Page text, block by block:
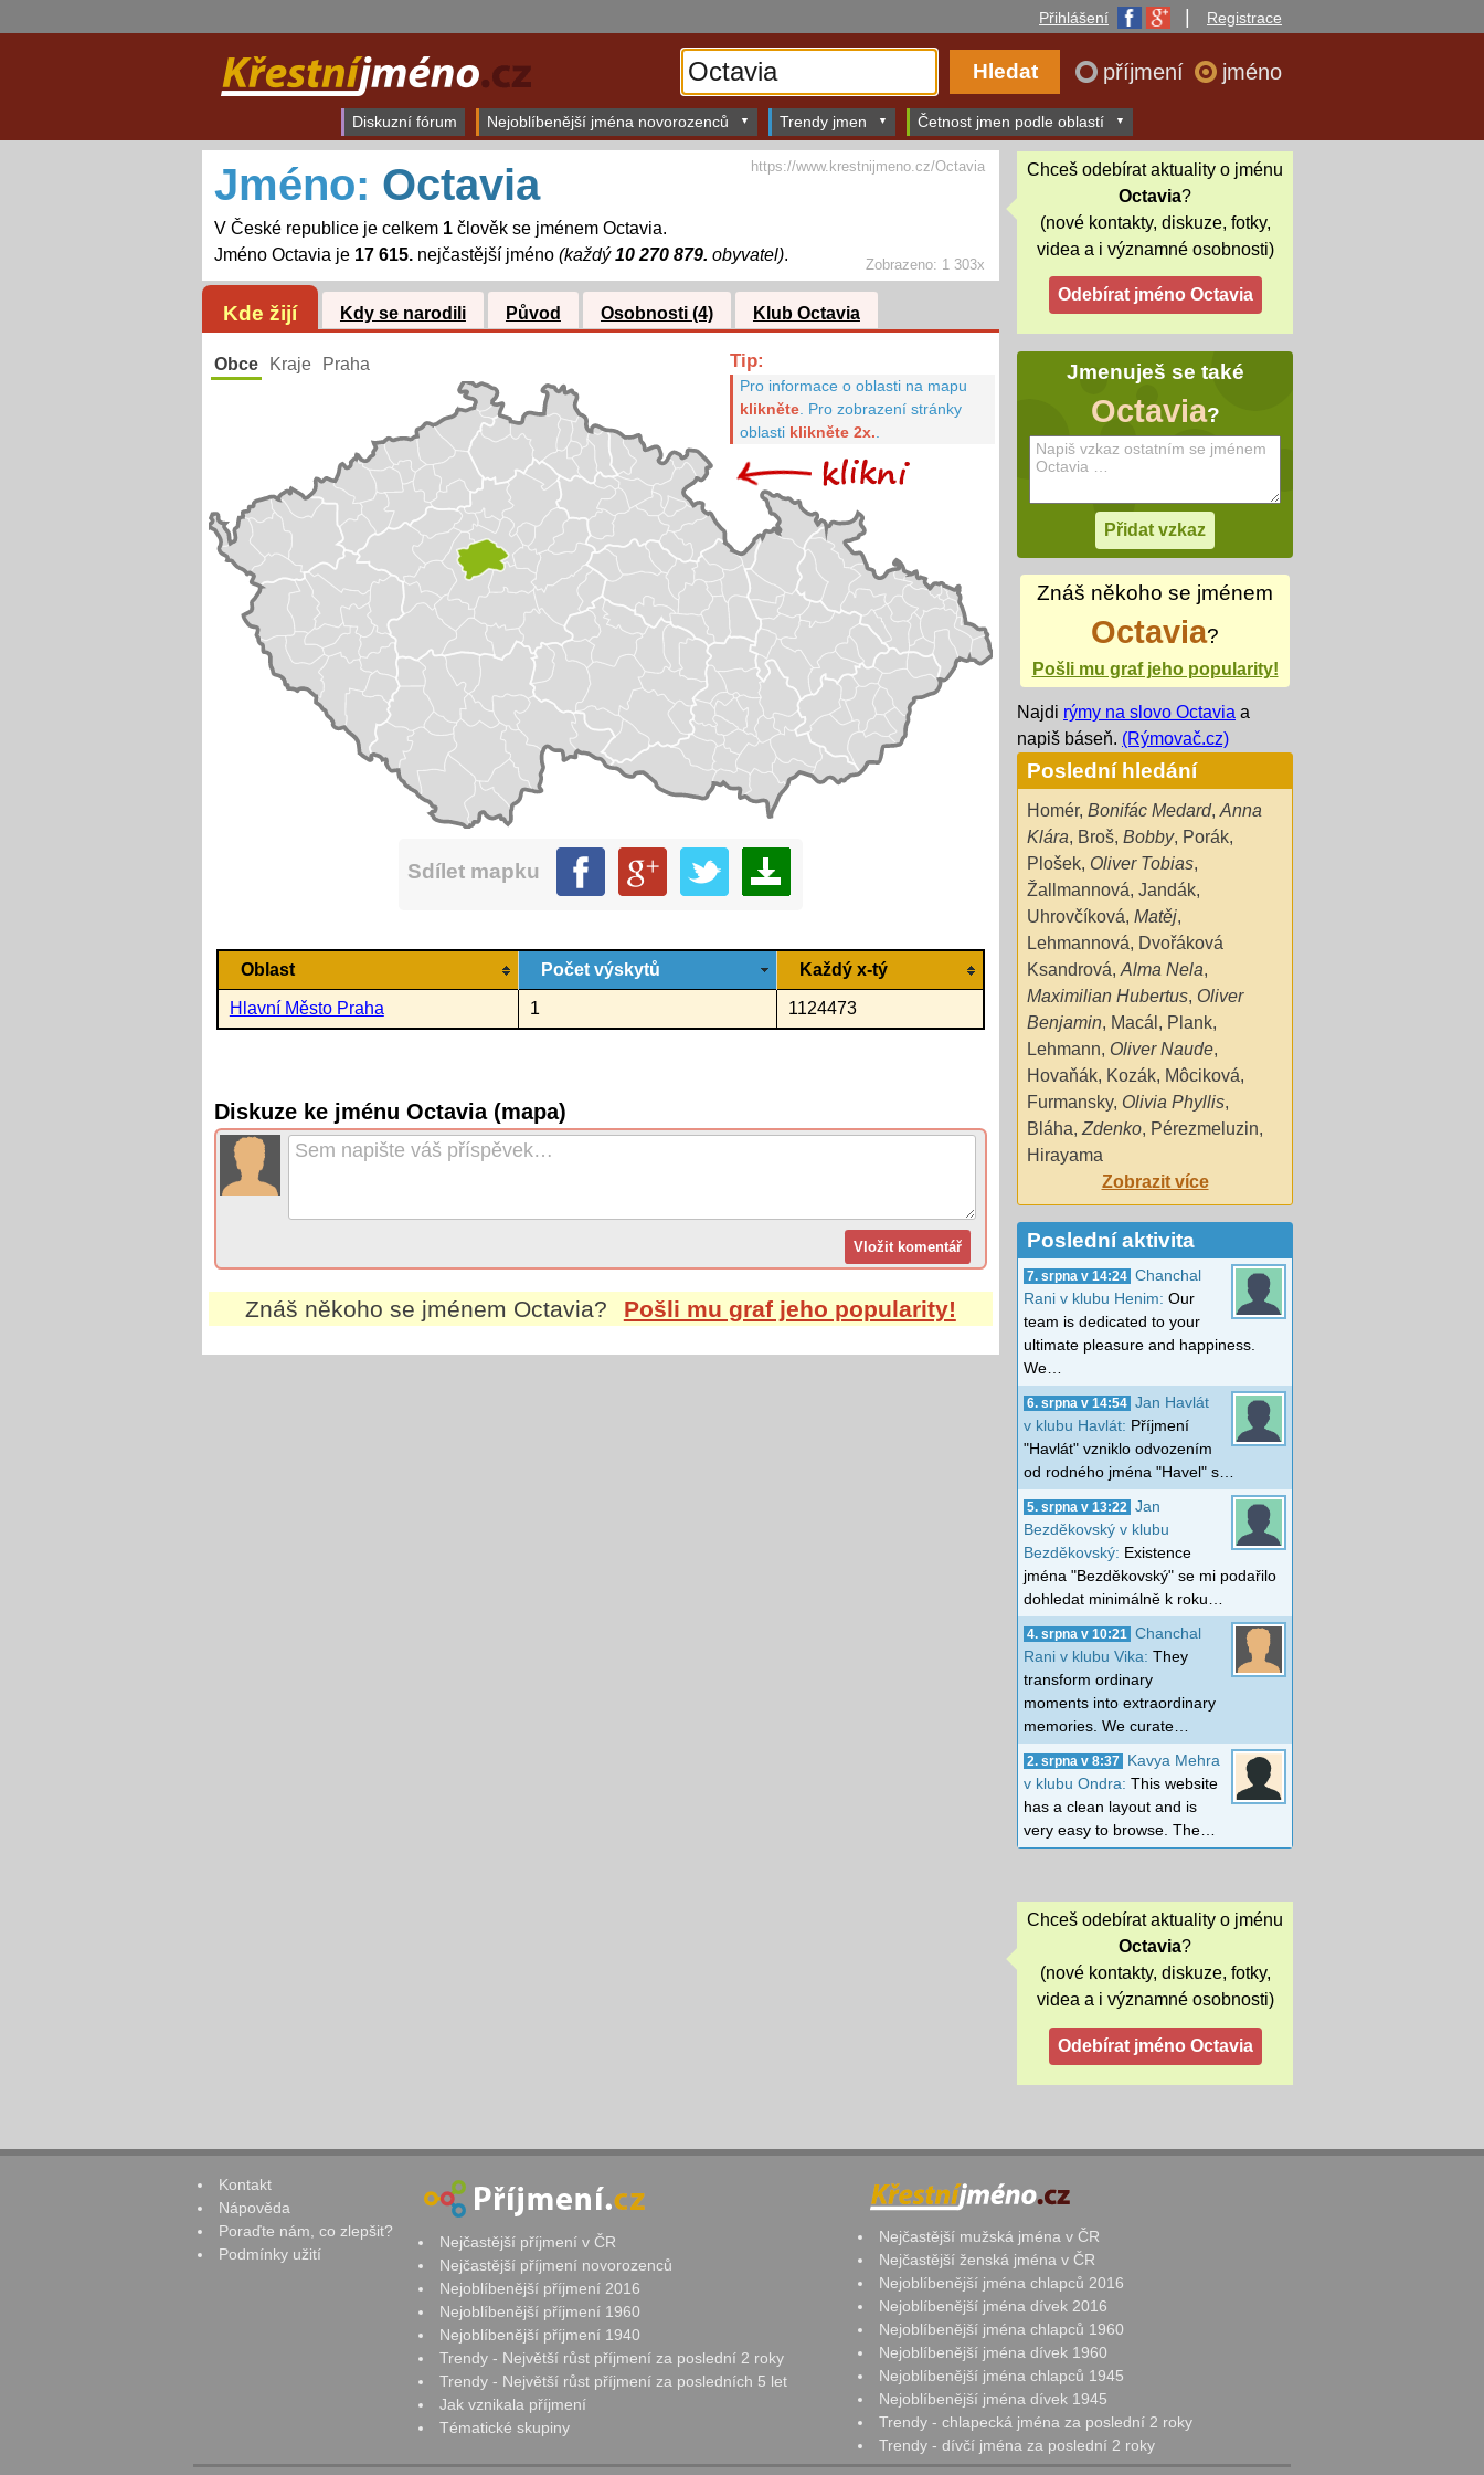
Přihlášení Registrace
příjmení jméno
Diskuzní fórum Nejoblíbenější jména novorozenců Trendy jmen Četnost jmen podle oblastí
Zobrazeno: 1 303x
Jméno: Octavia
V České republice je celkem 1člověk se jménem Octavia.
Jméno Octavia je 17 615.nejčastější jméno (každý10 270 879. obyvatel).
https://www.krestnijmeno.cz/Octavia
Kde žijí Kdy se narodili Původ Osobnosti (4) Klub Octavia
Obce Kraje Praha Tip:
Pro informace o oblasti na mapu
klikněte. Pro zobrazení stránky
oblasti klikněte 2x.
Sdílet mapku
Oblast Počet výskytů Každý x-tý
Hlavní Město Praha 1 1124473
Diskuze ke jménu Octavia (mapa)
Znáš někoho se jménem Octavia? Pošli mu graf jeho popularity!
Chceš odebírat aktuality o jménu
Octavia?
(nové kontakty, diskuze, fotky,
videa a i významné osobnosti)
Jmenuješ se také
Octavia?
Znáš někoho se jménem
Octavia?
Pošli mu graf jeho popularity!
Najdi rýmy na slovo Octavia a
napiš báseň. (Rýmovač.cz)
Poslední hledání
Homér, Bonifác Medard, Anna
Klára, Broš, Bobby, Porák,
Plošek, Oliver Tobias,
Žallmannová, Jandák,
Uhrovčíková, Matěj,
Lehmannová, Dvořáková
Ksandrová, Alma Nela,
Maximilian Hubertus, Oliver
Benjamin, Macál , Plank,
Lehmann, Oliver Naude,
Hovaňák, Kozák, Môciková,
Furmansky, Olivia Phyllis,
Bláha, Zdenko, Pérezmeluzin,
Hirayama
Zobrazit více
Poslední aktivita
7. srpna v 14:24 Chanchal
Rani v klubu Henim: Our
team is dedicated to your
ultimate pleasure and happiness.
We…
6. srpna v 14:54 Jan Havlát
v klubu Havlát: Příjmení
"Havlát" vzniklo odvozením
od rodného jména "Havel" s…
5. srpna v 13:22
Jan
Bezděkovský v klubu
Bezděkovský: Existence
jména "Bezděkovský" se mi podařilo
dohledat minimálně k roku…
4. srpna v 10:21
Chanchal
Rani v klubu Vika: They
transform ordinary
moments into extraordinary
memories. We curate…
2. srpna v 8:37
Kavya Mehra
v klubu Ondra: This website
has a clean layout and is
very easy to browse. The…
Chceš odebírat aktuality o jménu
Octavia?
(nové kontakty, diskuze, fotky,
videa a i významné osobnosti)
Kontakt
Nápověda
Poraďte nám, co zlepšit?
Podmínky užití
Nejčastější příjmení v ČR
Nejčastější příjmení novorozenců
Nejoblíbenější příjmení 2016
Nejoblíbenější příjmení 1960
Nejoblíbenější příjmení 1940
Trendy - Největší růst příjmení za poslední 2 roky
Trendy - Největší růst příjmení za posledních 5 let
Jak vznikala příjmení
Tématické skupiny
Nejčastější mužská jména v ČR
Nejčastější ženská jména v ČR
Nejoblíbenější jména chlapců 2016
Nejoblíbenější jména dívek 2016
Nejoblíbenější jména chlapců 1960
Nejoblíbenější jména dívek 1960
Nejoblíbenější jména chlapců 1945
Nejoblíbenější jména dívek 1945
Trendy - chlapecká jména za poslední 2 roky
Trendy - dívčí jména za poslední 2 roky